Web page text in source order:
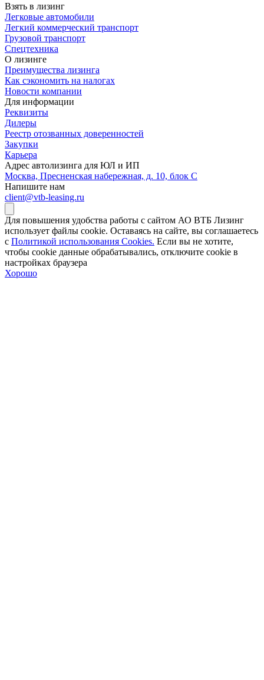
Взять в лизинг
Легковые автомобили
Легкий коммерческий транспорт
Грузовой транспорт
Спецтехника
О лизинге
Преимущества лизинга
Как сэкономить на налогах
Новости компании
Для информации
Реквизиты
Дилеры
Реестр отозванных доверенностей
Закупки
Карьера
Адрес автолизинга для ЮЛ и ИП
Москва, Пресненская набережная, д. 10, блок С
Напишите нам
client@vtb-leasing.ru
Для повышения удобства работы с сайтом АО ВТБ Лизинг
использует файлы cookie. Оставаясь на сайте, вы соглашаетесь
с Политикой использования Cookies. Если вы не хотите,
чтобы сookie данные обрабатывались, отключите cookie в
настройках браузера
Хорошо